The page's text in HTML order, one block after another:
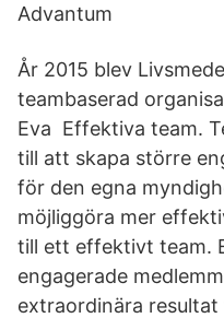
Advantum
År 2015 blev
teambaserad
Eva Effektiva team.
till att skapa större
för den egna
möjliggöra mer
till ett effektivt team.
engagerade
extraordinära resultat